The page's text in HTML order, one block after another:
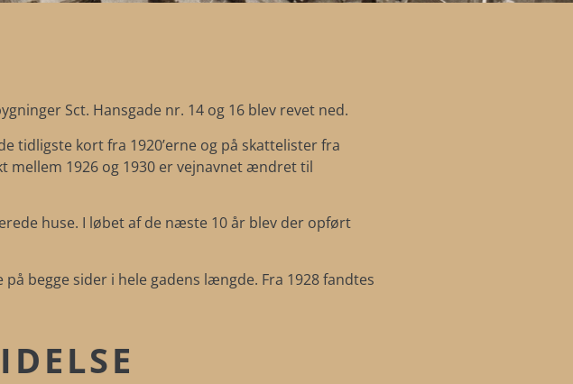
Sct. Hansgade nr. 14 og 16 blev revet ned.
tidligste kort fra 1920’erne og på skattelister fra
mellem 1926 og 1930 er vejnavnet ændret til
huse. I løbet af de næste 10 år blev der opført
begge sider i hele gadens længde. Fra 1928 fandtes